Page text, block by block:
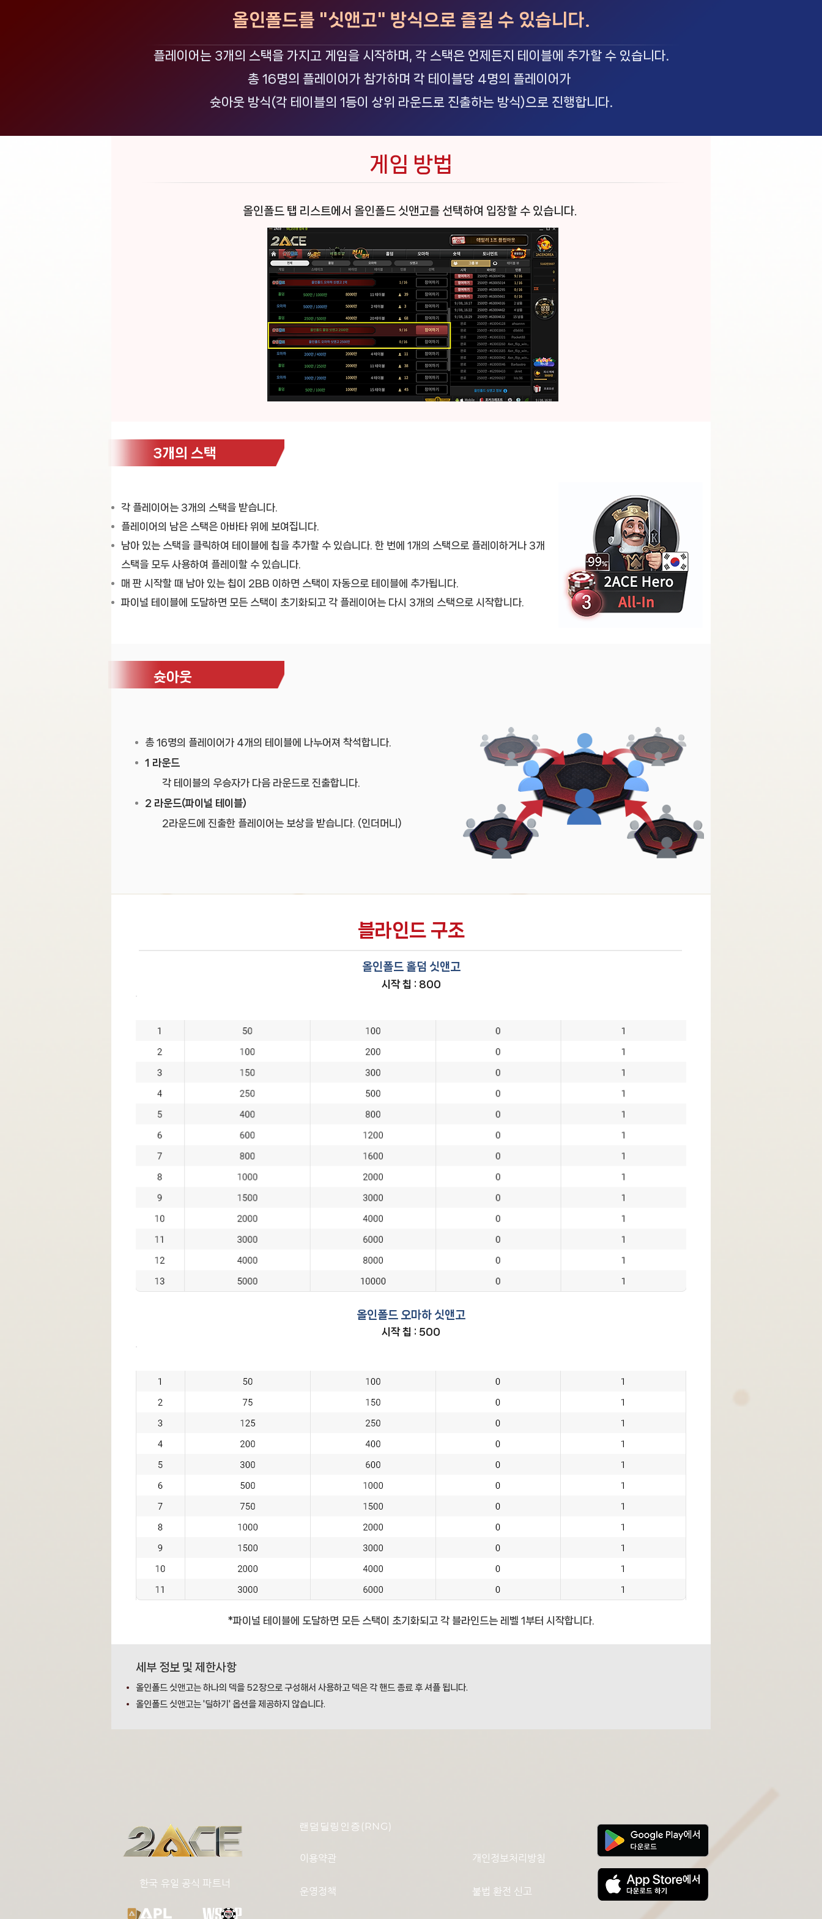
올인폴드를 "싯앤고" 방식으로 즐길 수 있습니다.
플레이어는 3개의 스택을 가지고 게임을 시작하며, 각 스택은 언제든지 테이블에 추가할 수 있습니다.
총 16명의 플레이어가 참가하며 각 테이블당 4명의 플레이어가
슛아웃 방식(각 테이블의 1등이 상위 라운드로 진출하는 방식)으로 진행합니다.
게임 방법
올인폴드 탭 리스트에서 올인폴드 싯앤고를 선택하여 입장할 수 있습니다.
3개의 스택
각 플레이어는 3개의 스택을 받습니다.
플레이어의 남은 스택은 아바타 위에 보여집니다.
남아 있는 스택을 클릭하여 테이블에 칩을 추가할 수 있습니다. 한 번에 1개의 스택으로 플레이하거나 3개
스택을 모두 사용하여 플레이할 수 있습니다.
매 판 시작할 때 남아 있는 칩이 2BB 이하면 스택이 자동으로 테이블에 추가됩니다.
파이널 테이블에 도달하면 모든 스택이 초기화되고 각 플레이어는 다시 3개의 스택으로 시작합니다.
슛아웃
총 16명의 플레이어가 4개의 테이블에 나누어져 착석합니다.
1 라운드
각 테이블의 우승자가 다음 라운드로 진출합니다.
2 라운드(파이널 테이블)
2라운드에 진출한 플레이어는 보상을 받습니다. (인더머니)
블라인드 구조
올인폴드 홀덤 싯앤고
시작 칩 : 800
올인폴드 오마하 싯앤고
시작 칩 : 500
*파이널 테이블에 도달하면 모든 스택이 초기화되고 각 블라인드는 레벨 1부터 시작합니다.
세부 정보 및 제한사항
올인폴드 싯앤고는 하나의 덱을 52장으로 구성해서 사용하고 덱은 각 핸드 종료 후 셔플 됩니다.
올인폴드 싯앤고는 '딜하기' 옵션을 제공하지 않습니다.
​한국 유일 공식 파트너
랜덤딜링인증(RNG)
이용약관
운영정책
개인정보처리방침
불법 환전 신고